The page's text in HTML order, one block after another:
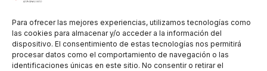
Para ofrecer las mejores experiencias, utilizamos tecnologías como
las cookies para almacenar y/o acceder a la información del
dispositivo. El consentimiento de estas tecnologías nos permitirá
procesar datos como el comportamiento de navegación o las
identificaciones únicas en este sitio. No consentir o retirar el
Copyright © 2026 Ayuntamiento de Argamasilla de Calatrava
Politica de Privacidad y Aviso Legal
Registro de la actividad
Cookies